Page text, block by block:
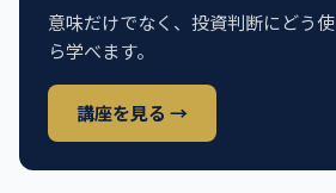
意味だけでなく、投資判断にどう
ら学べます。
講座を見る →